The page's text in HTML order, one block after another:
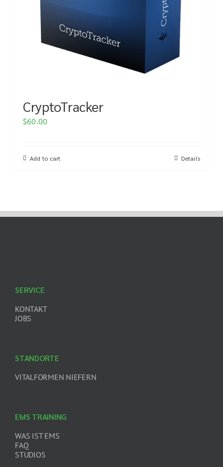
CryptoTracker
$60.00
Add to cart Details
EMS TRAINING
WAS IST EMS
FAQ
STUDIOS
SERVICE
KONTAKT
JOBS
STANDORTE
VITALFORMEN NIEFERN